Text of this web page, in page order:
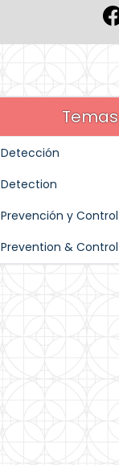
Temas
Detección
Detection
Prevención y Control
Prevention & Control